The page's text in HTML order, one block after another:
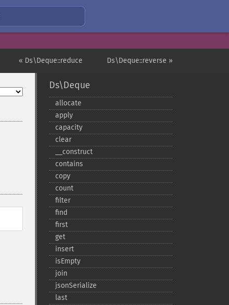
Ds\Deque::reverse »
« Ds\Deque::reduce
Ds\Deque
allocate
apply
capacity
clear
_​_​construct
contains
copy
count
filter
find
first
get
insert
isEmpty
join
jsonSerialize
last